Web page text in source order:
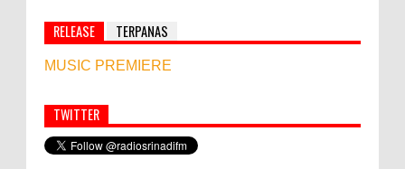
RELEASE TERPANAS
MUSIC PREMIERE
Simbol Persahabatan, RI Bangun Islamic Centre di
Afghanistan
TWITTER